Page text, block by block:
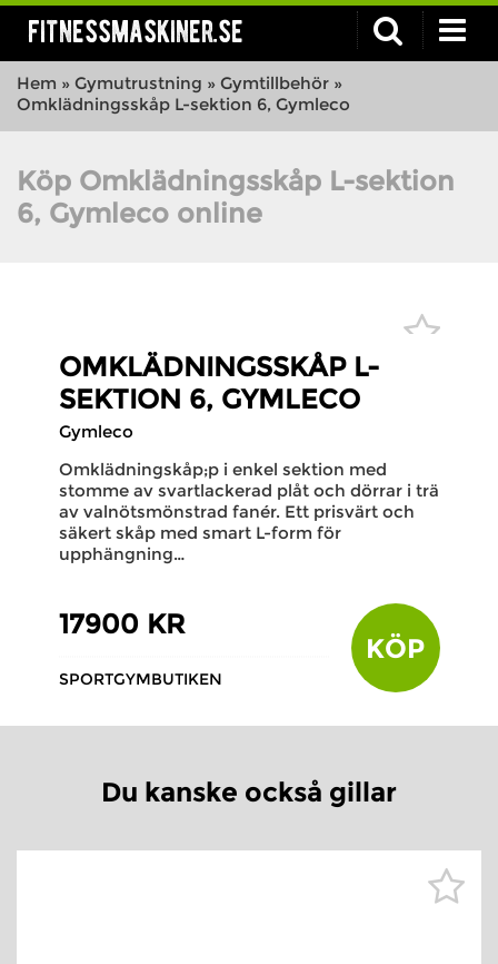
fitnessmaskiner.se
Hem » Gymutrustning » Gymtillbehör »
Omklädningsskåp L-sektion 6, Gymleco
Köp Omklädningsskåp L-sektion
6, Gymleco online
OMKLÄDNINGSSKÅP L-
SEKTION 6, GYMLECO
Gymleco
Omklädningskåp;p i enkel sektion med
stomme av svartlackerad plåt och dörrar i trä
av valnötsmönstrad fanér. Ett prisvärt och
säkert skåp med smart L-form för
upphängning…
17900 KR
SPORTGYMBUTIKEN
KÖP
Du kanske också gillar